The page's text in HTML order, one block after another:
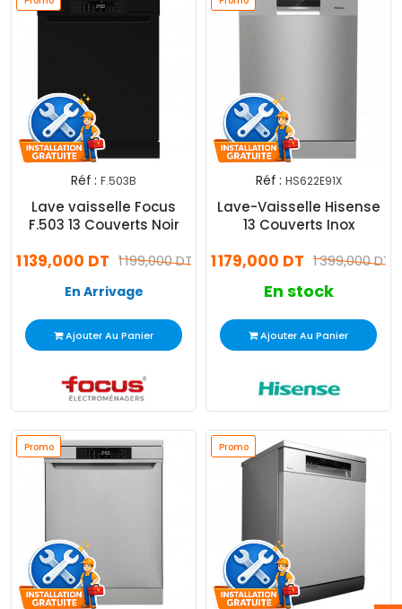
Réf : F.503B
Lave vaisselle Focus
F.503 13 Couverts Noir
1 199,000 DT
1 139,000 DT
En Arrivage
Ajouter Au Panier
Réf : HS622E91X
Lave-Vaisselle Hisense
13 Couverts Inox
1 399,000 DT
1 179,000 DT
En stock
Ajouter Au Panier
Promo Promo